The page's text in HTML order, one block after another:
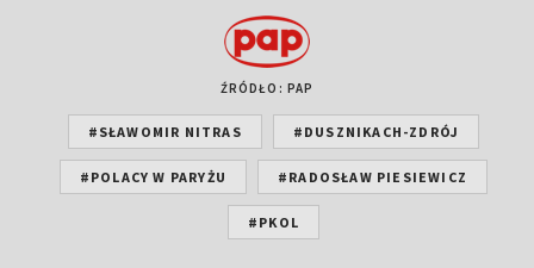
ŹRÓDŁO: PAP
#SŁAWOMIR NITRAS #DUSZNIKACH-ZDRÓJ
#POLACY W PARYŻU #RADOSŁAW PIESIEWICZ
#PKOL